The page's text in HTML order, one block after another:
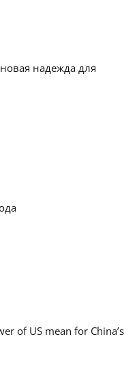
надежда для
of US mean for China’s